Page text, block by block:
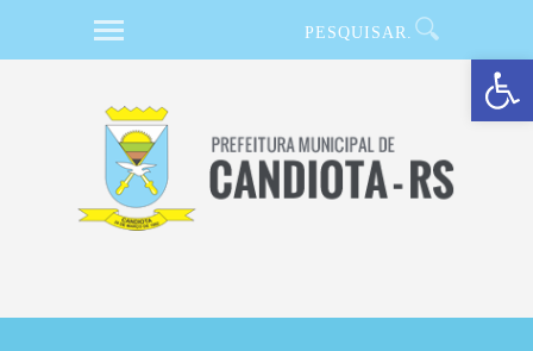
Barra de Ferramentas Aberta